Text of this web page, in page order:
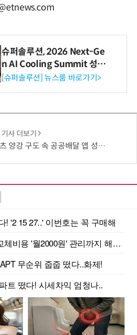
슈퍼솔루션, 2026 Next-Ge
n AI Cooling Summit 성황
리 성료
[슈퍼솔루션] 뉴스룸 바로가기>
기사 더보기
도 속 공공배달 앱 성장 정체…경쟁 활성화 방안은?